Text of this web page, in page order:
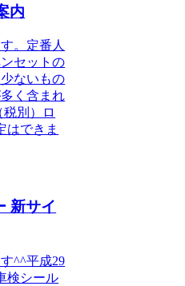
内
。定番人
セットの
ないもの
く含まれ
別）ロ
はできま
新サイ
^^平成29
検シール